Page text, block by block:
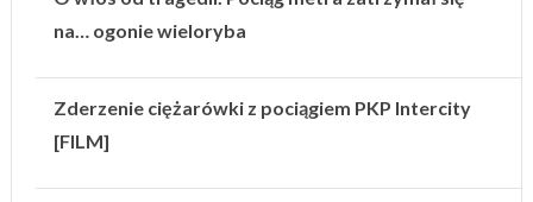
na… ogonie wieloryba
Zderzenie ciężarówki z pociągiem PKP Intercity
[FILM]